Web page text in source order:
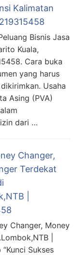
Kalimatan
Bisnis Jasa
Kuala,
Cara buka
yang harus
Usaha
Asing (PVA)
dari …
Changer,
Terdekat
|
Changer, Money
|
Sukses